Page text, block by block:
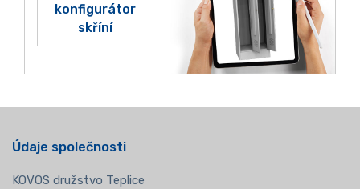
konfigurátor
skříní
Údaje společnosti
KOVOS družstvo Teplice